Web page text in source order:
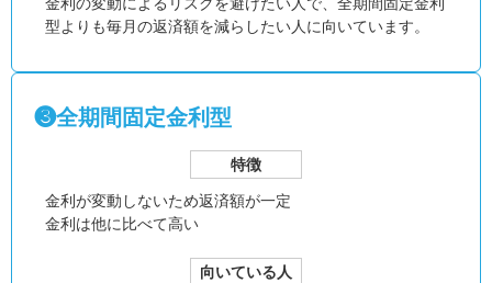
金利の変動によるリスクを避けたい人で、全期間固定金利
型よりも毎月の返済額を減らしたい人に向いています。
❸全期間固定金利型
特徴
金利が変動しないため返済額が一定
金利は他に比べて高い
向いている人